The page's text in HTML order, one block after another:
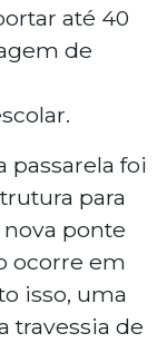
até 40
de
passarela foi
para
ponte
ocorre em
isso, uma
travessia de